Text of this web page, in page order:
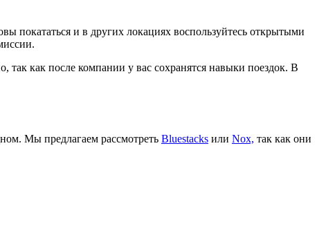
покататься и в других локациях воспользуйтесь открытыми
так как после компании у вас сохранятся навыки поездок. В
Мы предлагаем рассмотреть Bluestacks или Nox, так как они